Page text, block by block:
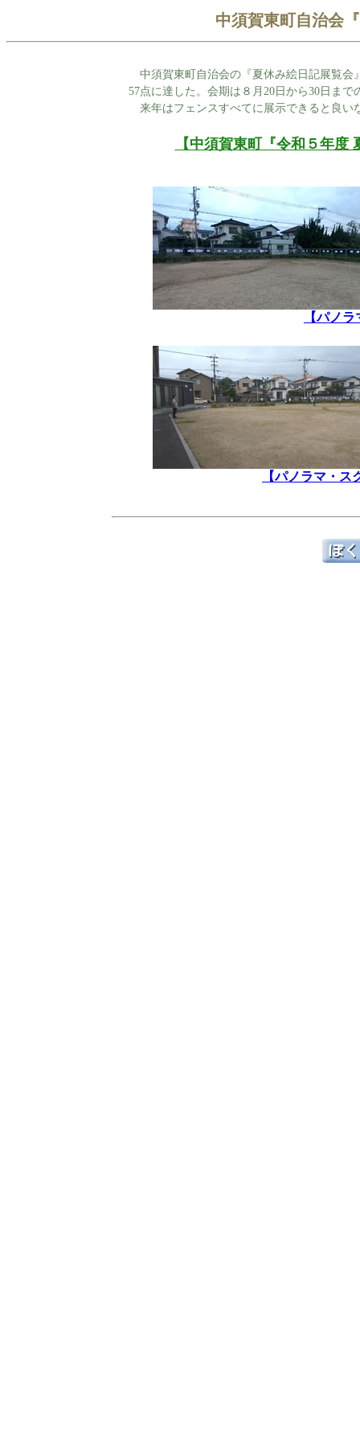
中須賀東町自治会
中須賀東町自治会の『夏休み絵日記展覧会
57点に達した。会期は８月20日から30日まで
来年はフェンスすべてに展示できると良い
【中須賀東町『令和５年度
【パノ
【パノラマ・